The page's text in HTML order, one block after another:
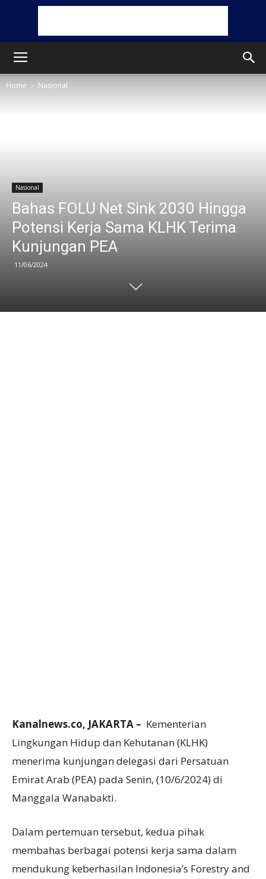
Home Nasional
Nasional
Bahas FOLU Net Sink 2030 Hingga
Potensi Kerja Sama KLHK Terima
Kunjungan PEA
11/06/2024
Kanalnews.co, JAKARTA – Kementerian
Lingkungan Hidup dan Kehutanan (KLHK)
menerima kunjungan delegasi dari Persatuan
Emirat Arab (PEA) pada Senin, (10/6/2024) di
Manggala Wanabakti.
Dalam pertemuan tersebut, kedua pihak
membahas berbagai potensi kerja sama dalam
mendukung keberhasilan Indonesia’s Forestry and